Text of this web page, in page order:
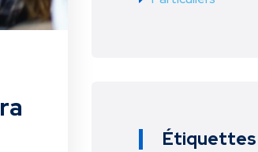
Étiquettes